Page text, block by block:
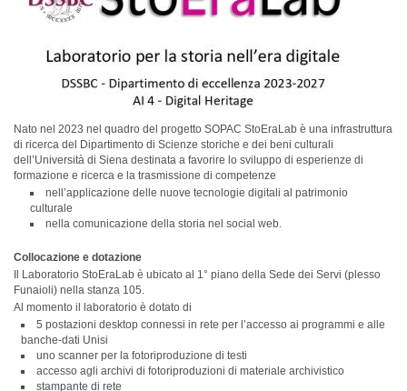
Nato nel 2023 nel quadro del progetto SOPAC StoEraLab è una infrastruttura
di ricerca del Dipartimento di Scienze storiche e dei beni culturali
dell’Università di Siena destinata a favorire lo sviluppo di esperienze di
formazione e ricerca e la trasmissione di competenze
nell’applicazione delle nuove tecnologie digitali al patrimonio
culturale
nella comunicazione della storia nel social web.
Collocazione e dotazione
Il Laboratorio StoEraLab è ubicato al 1° piano della Sede dei Servi (plesso
Funaioli) nella stanza 105.
Al momento il laboratorio è dotato di
5 postazioni desktop connessi in rete per l’accesso ai programmi e alle
banche-dati Unisi
uno scanner per la fotoriproduzione di testi
accesso agli archivi di fotoriproduzioni di materiale archivistico
stampante di rete